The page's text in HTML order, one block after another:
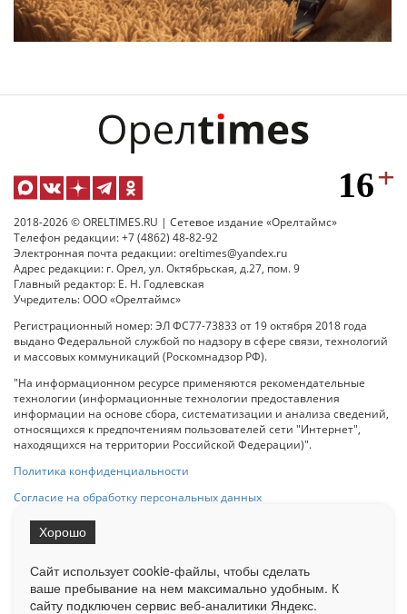
2018-2026 © ORELTIMES.RU | Сетевое издание «Орелтаймс»
Телефон редакции: +7 (4862) 48-82-92
Электронная почта редакции: oreltimes@yandex.ru
Адрес редакции: г. Орел, ул. Октябрьская, д.27, пом. 9
Главный редактор: Е. Н. Годлевская
Учредитель: ООО «Орелтаймс»
Регистрационный номер: ЭЛ ФС77-73833 от 19 октября 2018 года
выдано Федеральной службой по надзору в сфере связи, технологий
и массовых коммуникаций (Роскомнадзор РФ).
"На информационном ресурсе применяются рекомендательные
технологии (информационные технологии предоставления
информации на основе сбора, систематизации и анализа сведений,
относящихся к предпочтениям пользователей сети "Интернет",
находящихся на территории Российской Федерации)".
Политика конфиденциальности
Согласие на обработку персональных данных
на Сетевое издание «ОрелТаймс» обязательна.
Ограниченная статистика посещаемости доступна на сайте
Сайт использует cookie-файлы, чтобы сделать
ваше пребывание на нем максимально удобным. К
cайту подключен сервис веб-аналитики Яндекс.
Хорошо